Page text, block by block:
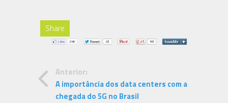
Share
Anterior:
A importância dos data centers com a
chegada do 5G no Brasil